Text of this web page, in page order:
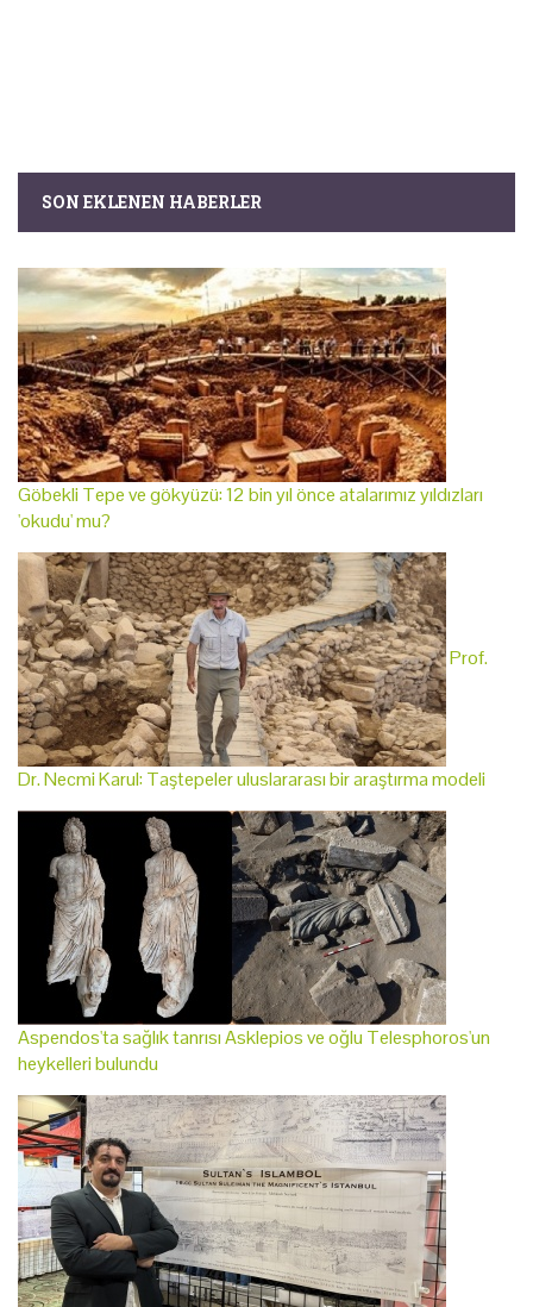
SON EKLENEN HABERLER
Göbekli Tepe ve gökyüzü: 12 bin yıl önce atalarımız yıldızları
'okudu' mu?
Prof.
Dr. Necmi Karul: Taştepeler uluslararası bir araştırma modeli
Aspendos'ta sağlık tanrısı Asklepios ve oğlu Telesphoros'un
heykelleri bulundu